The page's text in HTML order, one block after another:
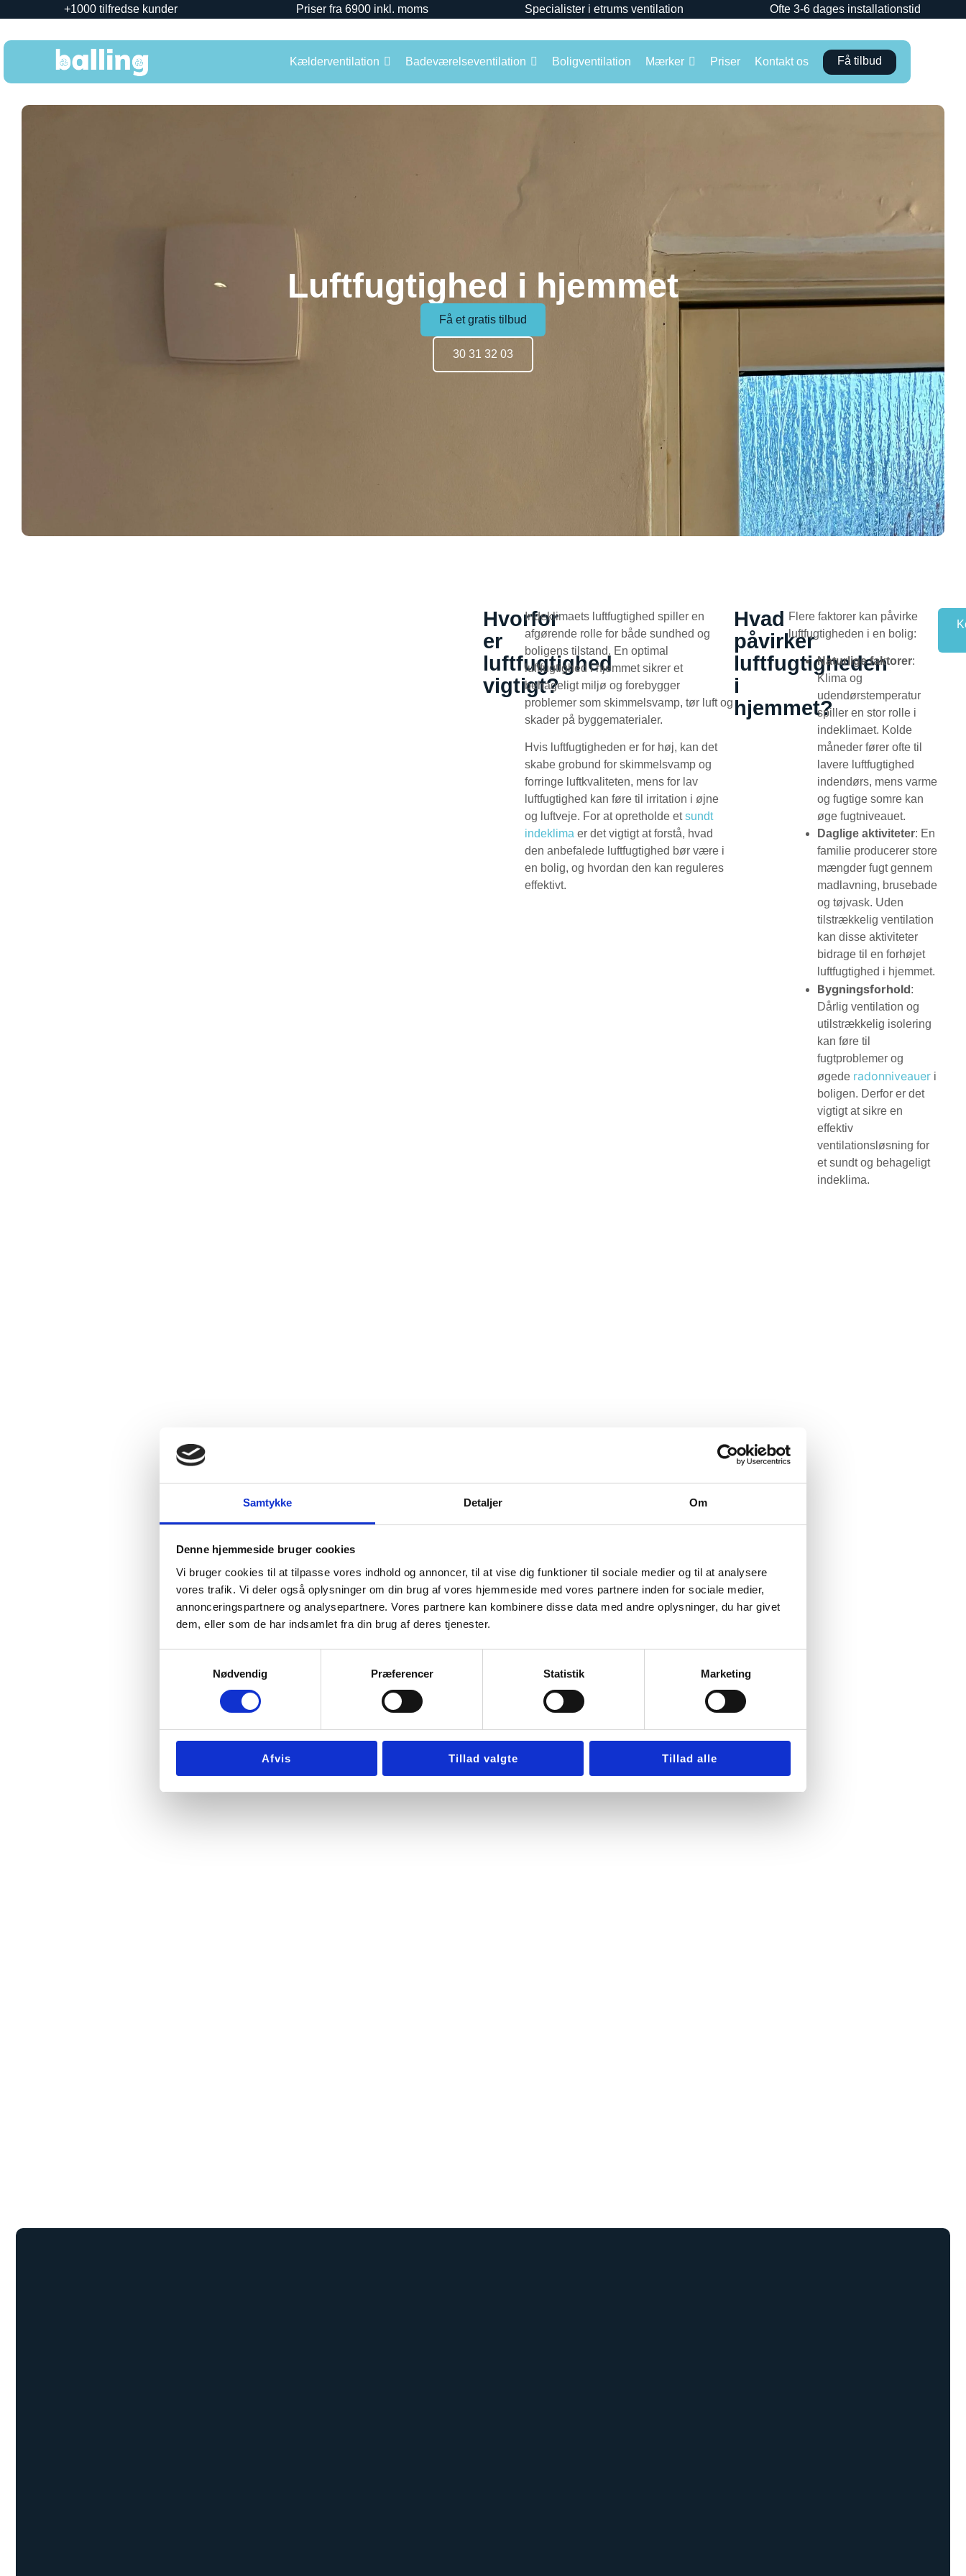
Samtykke Detaljer Om
Denne hjemmeside bruger cookies
Vi bruger cookies til at tilpasse vores indhold og annoncer, til at vise dig funktioner til sociale medier og til at analysere
vores trafik. Vi deler også oplysninger om din brug af vores hjemmeside med vores partnere inden for sociale medier,
annonceringspartnere og analysepartnere. Vores partnere kan kombinere disse data med andre oplysninger, du har givet
dem, eller som de har indsamlet fra din brug af deres tjenester.
Nødvendig
Præferencer Statistik Marketing
Afvis Tillad valgte Tillad alle
+1000 tilfredse kunder Priser fra 6900 inkl. moms Specialister i etrums ventilation Ofte 3-6 dages installationstid
Kælderventilation Badeværelseventilation Boligventilation Mærker Priser Kontakt os Få tilbud
Luftfugtighed i hjemmet
Få et gratis tilbud
30 31 32 03
Hvorfor
er
luftfugtighed
vigtigt?
Indeklimaets luftfugtighed spiller en
afgørende rolle for både sundhed og
boligens tilstand. En optimal
luftfugtighed i hjemmet sikrer et
behageligt miljø og forebygger
problemer som skimmelsvamp, tør luft og
skader på byggematerialer.
Hvis luftfugtigheden er for høj, kan det
skabe grobund for skimmelsvamp og
forringe luftkvaliteten, mens for lav
luftfugtighed kan føre til irritation i øjne
og luftveje. For at opretholde etsundt
indeklima er det vigtigt at forstå, hvad
den anbefalede luftfugtighed bør være i
en bolig, og hvordan den kan reguleres
effektivt.
Hvad
påvirker
luftfugtigheden
i
hjemmet?
Flere faktorer kan påvirke
luftfugtigheden i en bolig:
Naturlige faktorer:
Klima og
udendørstemperatur
spiller en stor rolle i
indeklimaet. Kolde
måneder fører ofte til
lavere luftfugtighed
indendørs, mens varme
og fugtige somre kan
øge fugtniveauet.
Daglige aktiviteter: En
familie producerer store
mængder fugt gennem
madlavning, brusebade
og tøjvask. Uden
tilstrækkelig ventilation
kan disse aktiviteter
bidrage til en forhøjet
luftfugtighed i hjemmet.
Bygningsforhold:
Dårlig ventilation og
utilstrækkelig isolering
kan føre til
fugtproblemer og
øgede radonniveaueri
boligen. Derfor er det
vigtigt at sikre en
effektiv
ventilationsløsning for
et sundt og behageligt
indeklima.